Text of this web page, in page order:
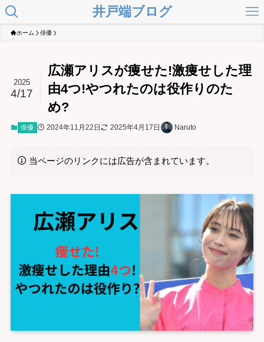
井戸端ブログ
ホーム 俳優
広瀬アリスが痩せた!激痩せした理
由4つ!やつれたのは役作りのた
め?
2025
4/17
俳優 2024年11月22日 2025年4月17日 Naruto
当ページのリンクには広告が含まれています。